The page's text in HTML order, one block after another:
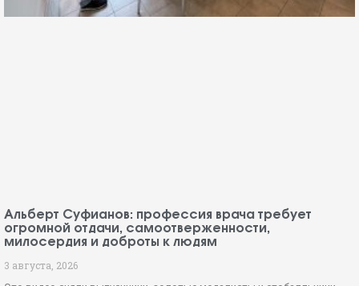
Альберт Суфианов: профессия врача требует
огромной отдачи, самоотверженности,
милосердия и доброты к людям
3 августа, 2026